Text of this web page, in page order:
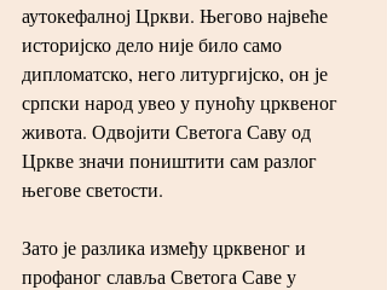
аутокефалној Цркви. Његово највеће
историјско дело није било само
дипломатско, него литургијско, он је
српски народ увео у пуноћу црквеног
живота. Одвојити Светога Саву од
Цркве значи поништити сам разлог
његове светости.
Зато је разлика између црквеног и
профаног славља Светога Саве у